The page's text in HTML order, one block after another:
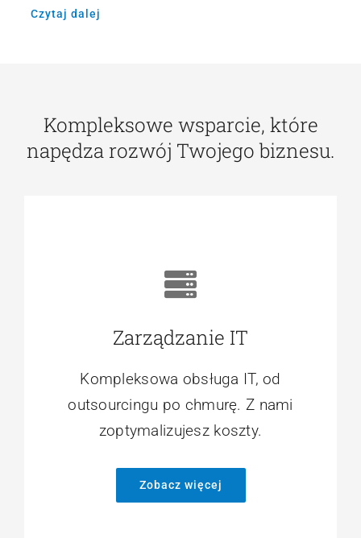
Czytaj dalej
Kompleksowe wsparcie, które
napędza rozwój Twojego biznesu.
Zarządzanie IT
Kompleksowa obsługa IT, od
outsourcingu po chmurę. Z nami
zoptymalizujesz koszty.
Zobacz więcej